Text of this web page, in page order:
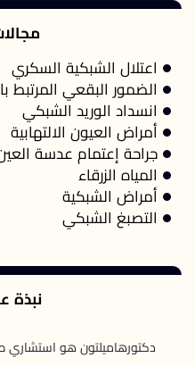
اعتلال الشبكية السكري
الضمور البقعي المرتبط
انسداد الوريد الشبكي
أمراض العيون الالتهابية
جراحة إعتمام عدسة
المياه الزرقاء
أمراض الشبكية
التصبغ الشبكي
نبذة
دكتورهاميلتون هو